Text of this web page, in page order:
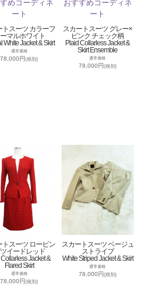
トスーツ カラーフ
マルホワイト
White Jacket & Skirt
通常価格
78,000円(税別)
スカートスーツ グレー×
ピンク チェック柄
Plaid Collarless Jacket &
Skirt Ensemble
通常価格
78,000円(税別)
トスーツ ロービン
イードレッド
Jacket &
Flared Skirt
通常価格
78,000円(税別)
スカートスーツ ベージュ
ストライプ
White Striped Jacket & Skirt
通常価格
78,000円(税別)